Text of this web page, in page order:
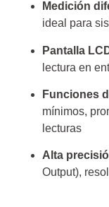
Medición
ideal para
Pantalla
lectura en
Funciones
mínimos,
lecturas
Alta
Output),